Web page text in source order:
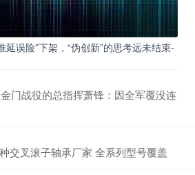
延误险”下架，“伪创新”的思考远未结束-
门战役的总指挥萧锋：因全军覆没连
交叉滚子轴承厂家 全系列型号覆盖